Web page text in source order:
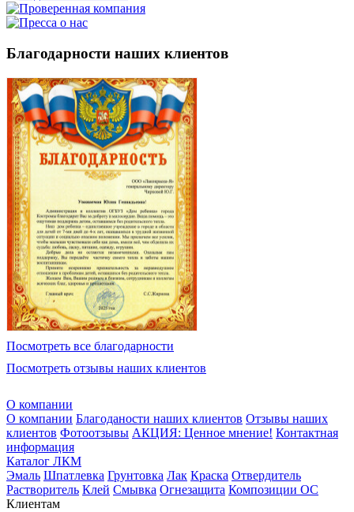
Благодарности наших клиентов
Посмотреть все благодарности
Посмотреть отзывы наших клиентов
О компании
О компании Благоданости наших клиентов Отзывы наших
клиентов Фотоотзывы АКЦИЯ: Ценное мнение! Контактная
информация
Каталог ЛКМ
Эмаль Шпатлевка Грунтовка Лак Краска Отвердитель
Растворитель Клей Смывка Огнезащита Композиции ОС
Клиентам